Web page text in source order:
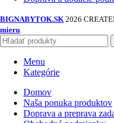
BIGNABYTOK.SK 2026
mieru
Menu
Kategórie
Domov
Naša ponuka produktov
Doprava a preprava